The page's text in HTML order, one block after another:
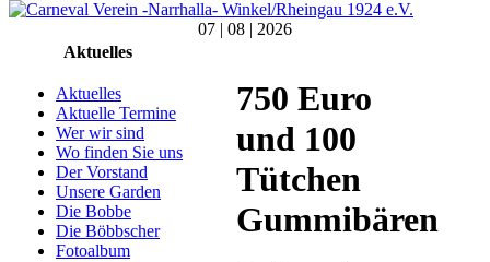
07 | 08 | 2026
Aktuelles
Aktuelles
Aktuelle Termine
Wer wir sind
Wo finden Sie uns
Der Vorstand
Unsere Garden
Die Bobbe
Die Böbbscher
Fotoalbum
750 Euro
und 100
Tütchen
Gummibären